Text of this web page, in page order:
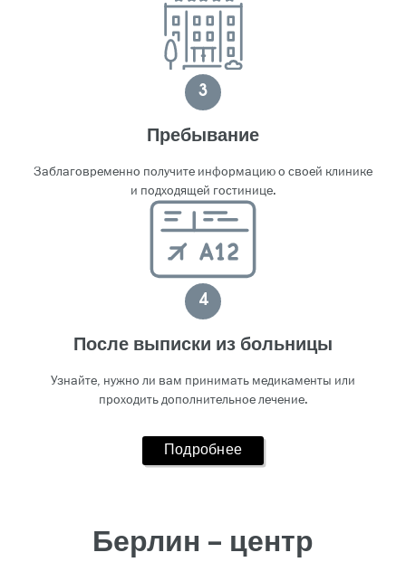
3
Пребывание
Заблаговременно получите информацию о своей клинике
и подходящей гостинице.
4
После выписки из больницы
Узнайте, нужно ли вам принимать медикаменты или
проходить дополнительное лечение.
Подробнее
Берлин – центр